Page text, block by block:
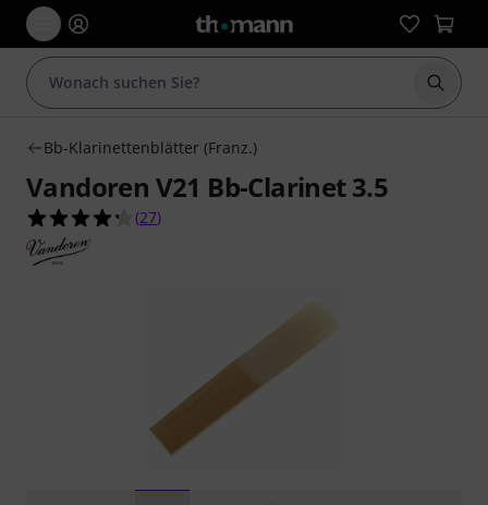
Suche
Bb-Klarinettenblätter (Franz.)
Vandoren V21 Bb-Clarinet 3.5
4.3 von 5 Sternen aus 27 Kundenbewertungen
(27)